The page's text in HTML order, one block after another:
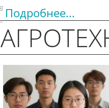
Подробнее...